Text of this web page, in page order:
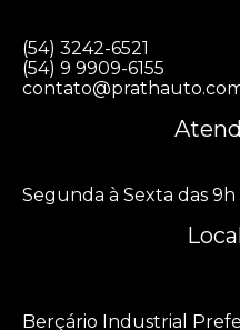
(54) 3242-6521
(54) 9 9909-6155
Segunda à Sexta das 9h
Berçário Industrial